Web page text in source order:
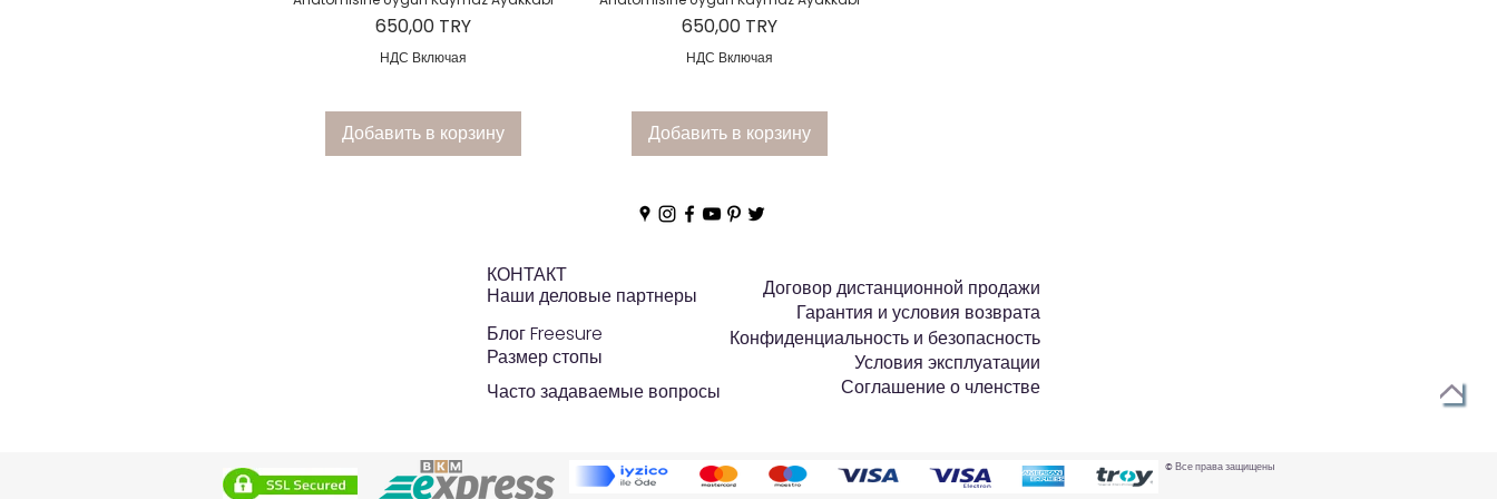
Цена
650,00 TRY
НДС Включая
Добавить в корзину
Цена
650,00 TRY
НДС Включая
Добавить в корзину
КОНТАКТ
Наши деловые партнеры
Блог Freesure
Размер стопы
Часто задаваемые вопросы
Договор дистанционной продажи
Гарантия и условия возврата
Конфиденциальность и безопасность
Условия эксплуатации
Соглашение о членстве
© Все права защищены